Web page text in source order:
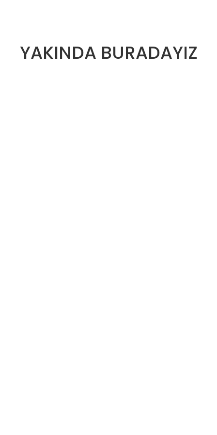
YAKINDA BURADAYIZ